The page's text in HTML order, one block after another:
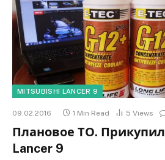
MITSUBISHI LANCER 9
09.02.2016 1 Min Read 5 Views
Плановое ТО.
Lancer 9